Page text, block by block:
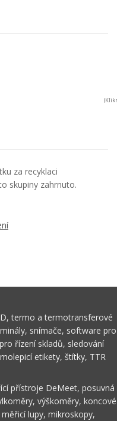
za recyklaci
skupiny zahrnuto.
termo a termotransferové
snímače, software pro
řízení skladů, sledování
etikety, štítky, TTR
přístroje DeMeet, posuvná
výškoměry, koncové
lupy, mikroskopy,